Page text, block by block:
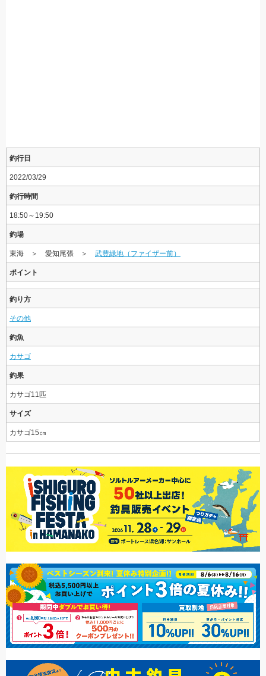
釣行日
2022/03/29
釣行時間
18:50～19:50
釣場
東海 ＞ 愛知尾張 ＞ 武豊緑地（ファイザー前）
ポイント
釣り方
その他
釣魚
カサゴ
釣果
カサゴ11匹
サイズ
カサゴ15㎝